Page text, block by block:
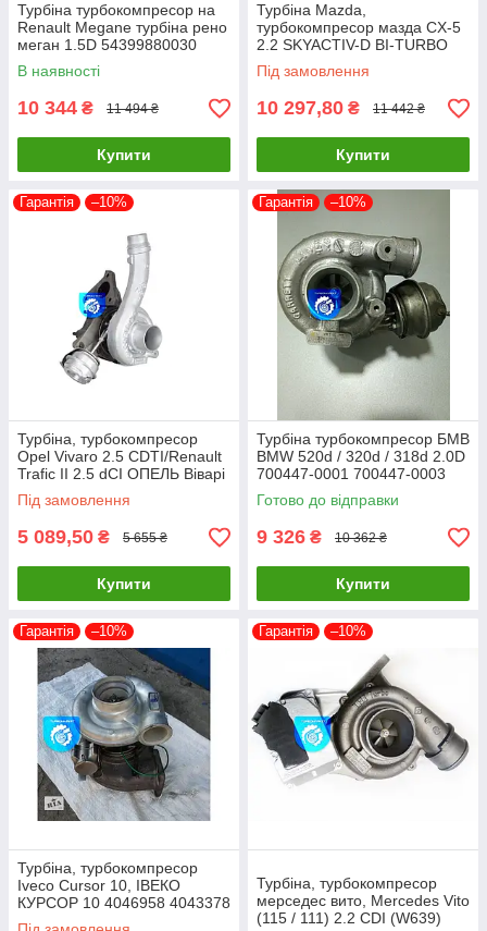
Турбіна турбокомпресор на
Renault Megane турбіна рено
меган 1.5D 54399880030
54399700070
В наявності
10 344 ₴ 11 494 ₴
Купити
Турбіна Mazda,
турбокомпресор мазда CX-5
2.2 SKYACTIV-D BI-TURBO
Мазда 5 2.2 810358
Під замовлення
10 297,80 ₴ 11 442 ₴
Купити
Гарантія –10%
Турбіна, турбокомпресор
Opel Vivaro 2.5 CDTI/Renault
Trafic II 2.5 dCI ОПЕЛЬ Віварі
Трафік, 765176-0001
Під замовлення
5 089,50 ₴ 5 655 ₴
Купити
Гарантія –10%
Турбіна турбокомпресор БМВ
BMW 520d / 320d / 318d 2.0D
700447-0001 700447-0003
700447-000470447-0005
Готово до відправки
9 326 ₴ 10 362 ₴
Купити
Гарантія –10%
Турбіна, турбокомпресор
Iveco Cursor 10, ІВЕКО
КУРСОР 10 4046958 4043378
Гарантія –10%
Турбіна, турбокомпресор
мерседес вито, Mercedes Vito
(115 / 111) 2.2 CDI (W639)